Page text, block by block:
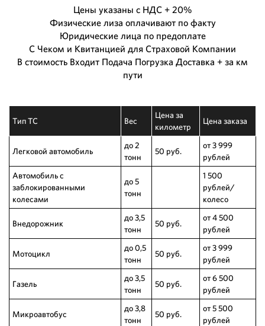
Цены указаны с НДС + 20%
Физические лиза оплачивают по факту
Юридические лица по предоплате
С Чеком и Квитанцией для Страховой Компании
В стоимость Входит Подача Погрузка Доставка + за км
пути
Тип ТС Вес
Цена за
километр
Цена заказа
Легковой автомобиль
до 2
тонн
50 руб.
от 3 999
рублей
Автомобиль с
заблокированными
колесами
до 5
тонн
1 500
рублей/
колесо
Внедорожник
до 3,5
тонн
50 руб.
от 4 500
рублей
Мотоцикл
до 0,5
тонн
50 руб.
от 3 999
рублей
Газель
до 3,5
тонн
50 руб.
от 6 500
рублей
Микроавтобус
до 3,8
тонн
50 руб.
от 5 500
рублей